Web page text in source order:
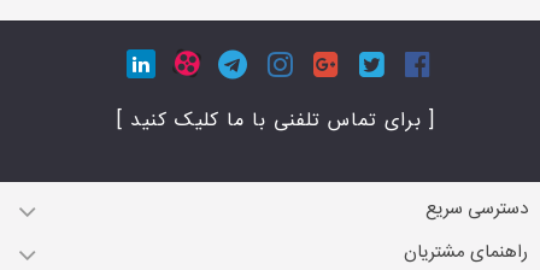
[ برای تماس تلفنی با ما کلیک کنید ]
دسترسی سریع
راهنمای مشتریان